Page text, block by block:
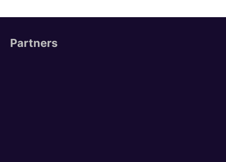
Partners